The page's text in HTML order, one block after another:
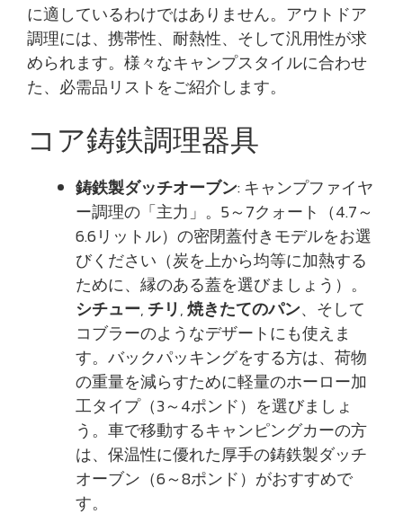
に適しているわけではありません。アウトドア
調理には、携帯性、耐熱性、そして汎用性が求
められます。様々なキャンプスタイルに合わせ
た、必需品リストをご紹介します。
コア鋳鉄調理器具
鋳鉄製ダッチオーブン: キャンプファイヤ
ー調理の「主力」。5～7クォート（4.7～
6.6リットル）の密閉蓋付きモデルをお選
びください（炭を上から均等に加熱する
ために、縁のある蓋を選びましょう）。
シチュー, チリ,焼きたてのパン、そして
コブラーのようなデザートにも使えま
す。バックパッキングをする方は、荷物
の重量を減らすために軽量のホーロー加
工タイプ（3～4ポンド）を選びましょ
う。車で移動するキャンピングカーの方
は、保温性に優れた厚手の鋳鉄製ダッチ
オーブン（6～8ポンド）がおすすめで
す。